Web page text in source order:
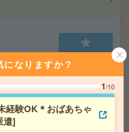
気になる!
！調理作業[派遣]
なりますか？
1/10
経験OK＊おばあちゃ
遣]